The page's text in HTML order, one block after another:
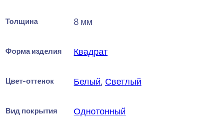
Толщина 8 мм
Форма изделия Квадрат
Цвет-оттенок Белый, Светлый
Вид покрытия Однотонный